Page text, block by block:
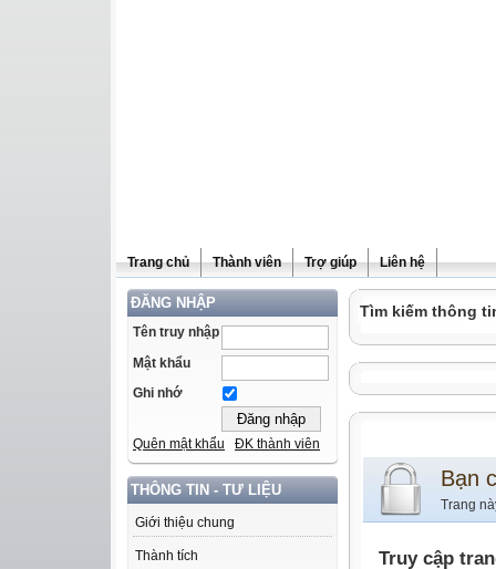
Trang chủ Thành viên Trợ giúp Liên hệ
ĐĂNG NHẬP
Tên truy nhập
Mật khẩu
Ghi nhớ
Quên mật khẩu ĐK thành viên
THÔNG TIN - TƯ LIỆU
Giới thiệu chung
Thành tích
Tìm kiếm thông
Bạn
Trang
Truy cập